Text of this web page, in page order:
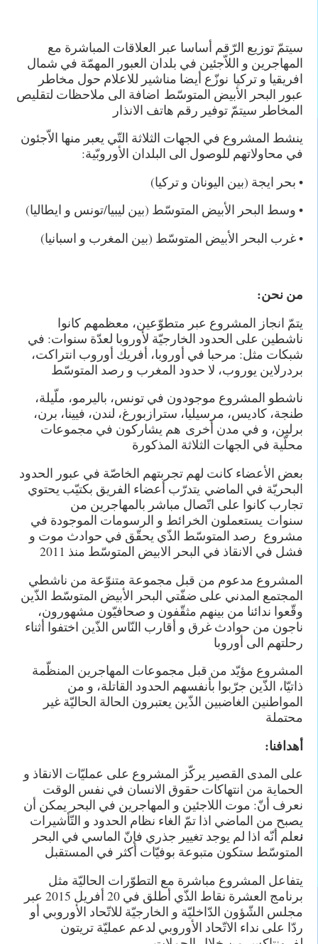
سيتمّ توزيع الرّقم أساسا عبر العلاقات المباشرة مع
المهاجرين و اللاّجئين في بلدان العبور المهمّة في شمال
افريقيا و تركيا نوزّع أيضا مناشير للاعلام حول مخاطر
عبور البحر الأبيض المتوسّط اضافة الى ملاحظات لتقليص
المخاطر سيتمّ توفير رقم هاتف الانذار
ينشط المشروع في الجهات الثلاثة التّي يعبر منها الاّجئون
في محاولاتهم للوصول الى البلدان الأوروبّية:
• بحر ايجة (بين اليونان و تركيا)
• وسط البحر الأبيض المتوسّط (بين ليبيا/تونس و ايطاليا)
• غرب البحر الأبيض المتوسّط (بين المغرب و اسبانيا)
من نحن:
يتمّ انجاز المشروع عبر متطوّعين، معظمهم كانوا
ناشطين على الحدود الخارجيّة لأوروبا لعدّة سنوات: في
شبكات مثل: مرحبا في أوروبا، أفريك أوروب انتراكت،
بردرلاين يوروب، لا حدود المغرب و رصد المتوسّط
ناشطو المشروع موجودون في تونس، باليرمو، ملّيلة،
طنجة، كاديس، مرسيليا، سترازبورغ، لندن، فيينا، برن،
برلين، و في مدن أخرى هم يشاركون في مجموعات
محلّية في الجهات الثلاثة المذكورة
بعض الأعضاء كانت لهم تجربتهم الخاصّة في عبور الحدود
البحريّة في الماضي يتدرّب أعضاء الفريق بكتيّب يحتوي
تجارب كانوا على اتّصال مباشر بالمهاجرين من
سنوات يستعملون الخرائط و الرسومات الموجودة في
مشروع رصد المتوسّط الذّي يحقّق في حوادث موت و
فشل في الانقاذ في البحر الابيض المتوسّط منذ 2011
المشروع مدعوم من قبل مجموعة متنوّعة من ناشطي
المجتمع المدني على ضفّتي البحر الأبيض المتوسّط الذّين
وقّعوا ندائنا من بينهم مثقّفون و صحافيّون مشهورون،
ناجون من حوادث غرق و أقارب النّاس الذّين اختفوا أثناء
رحلتهم الى أوروبا
المشروع مؤيّد من قبل مجموعات المهاجرين المنظّمة
ذاتيّا، الذّين جرّبوا بأنفسهم الحدود القاتلة، و من
المواطنين الغاضبين الذّين يعتبرون الحالة الحاليّة غير
محتملة
أهدافنا:
على المدى القصير يركّز المشروع على عمليّات الانقاذ و
الحماية من انتهاكات حقوق الانسان في نفس الوقت
نعرف أنّ: موت اللاجئين و المهاجرين في البحر يمكن أن
يصبح من الماضي اذا تمّ الغاء نظام الحدود و التّأشيرات
نعلم أنّه اذا لم يوجد تغيير جذري فإنّ الماسي في البحر
المتوسّط ستكون متبوعة بوفيّات أكثر في المستقبل
يتفاعل المشروع مباشرة مع التطوّرات الحاليّة مثل
برنامج العشرة نقاط الذّي أطلق في 20 أفريل 2015 عبر
مجلس الشّؤون الدّاخليّة و الخارجيّة للاتّحاد الأوروبي أو
ردّا على نداء الاتّحاد الأوروبي لدعم عمليّة تريتون